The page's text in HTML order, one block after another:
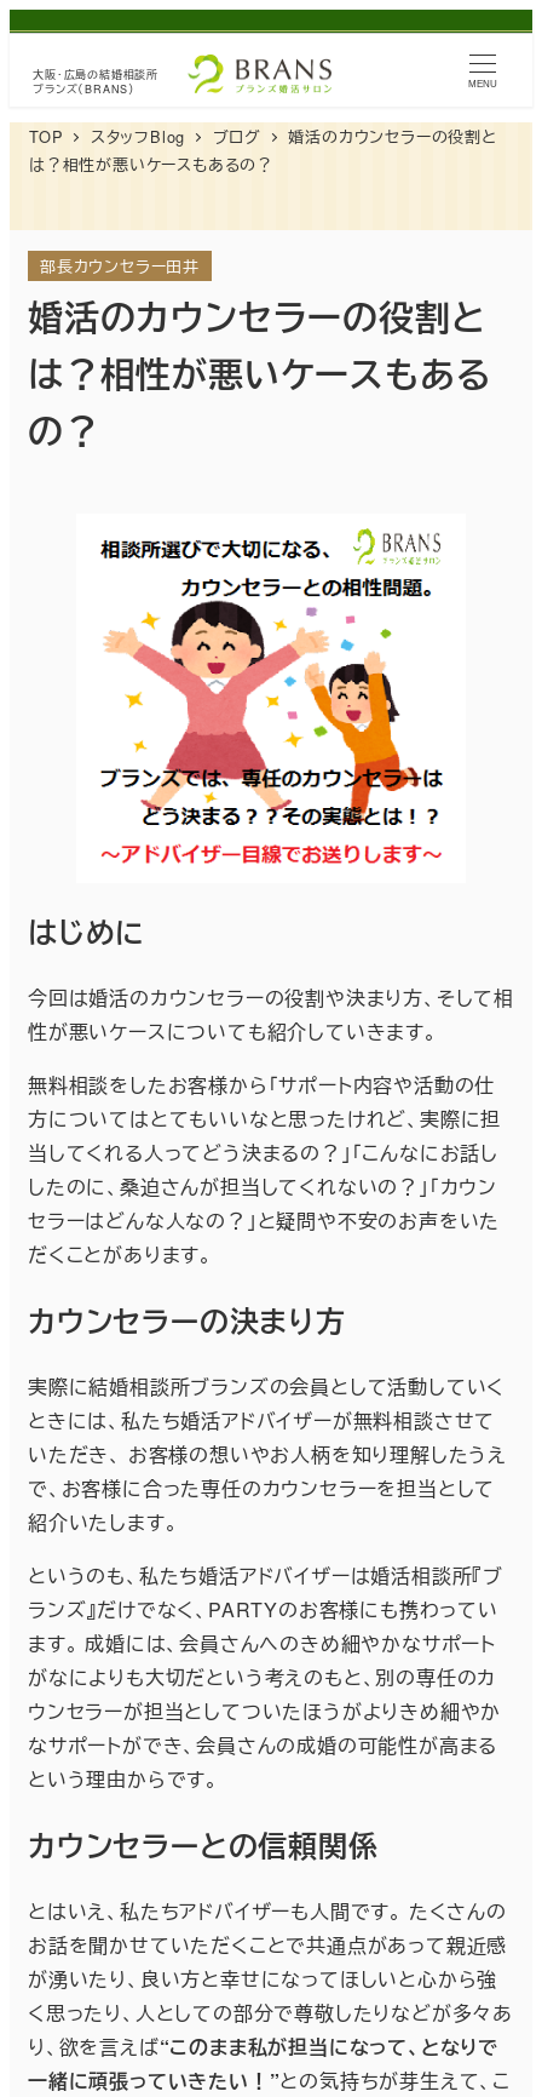
メ
コ
ン
大阪・広島の結婚相談所
ブランズ（BRANS）
MENU
TOP スタッフBlog ブログ
婚活のカウンセラーの役割と
は？相性が悪いケースもあるの？
部長カウンセラー田井
婚活のカウンセラーの役割と
は？相性が悪いケースもある
の？
はじめに
今回は婚活のカウンセラーの役割や決まり方、そして相
性が悪いケースについても紹介していきます。
無料相談をしたお客様から「サポート内容や活動の仕
方についてはとてもいいなと思ったけれど、実際に担
当してくれる人ってどう決まるの？」「こんなにお話し
したのに、桑迫さんが担当してくれないの？」「カウン
セラーはどんな人なの？」と疑問や不安のお声をいた
だくことがあります。
カウンセラーの決まり方
実際に結婚相談所ブランズの会員として活動していく
ときには、私たち婚活アドバイザーが無料相談させて
いただき、 お客様の想いやお人柄を知り理解したうえ
で、お客様に合った専任のカウンセラーを担当として
紹介いたします。
というのも、私たち婚活アドバイザーは婚活相談所『ブ
ランズ』だけでなく、PARTYのお客様にも携わってい
ます。 成婚には、会員さんへのきめ細やかなサポート
がなによりも大切だという考えのもと、別の専任のカ
ウンセラーが担当としてついたほうがよりきめ細やか
なサポートができ、会員さんの成婚の可能性が高まる
という理由からです。
カウンセラーとの信頼関係
とはいえ、私たちアドバイザーも人間です。 たくさんの
お話を聞かせていただくことで共通点があって親近感
が湧いたり、良い方と幸せになってほしいと心から強
く思ったり、人としての部分で尊敬したりなどが多々あ
り、欲を言えば“このまま私が担当になって、となりで
一緒に頑張っていきたい！”との気持ちが芽生えて、こ